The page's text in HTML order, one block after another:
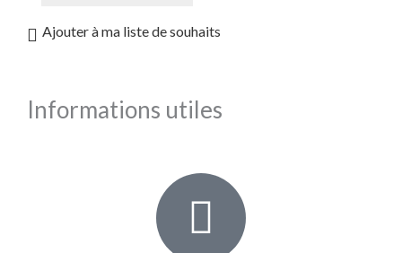
Ajouter à ma liste de souhaits
Informations utiles